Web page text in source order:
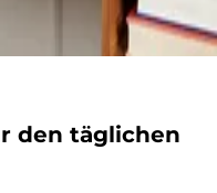
den täglichen